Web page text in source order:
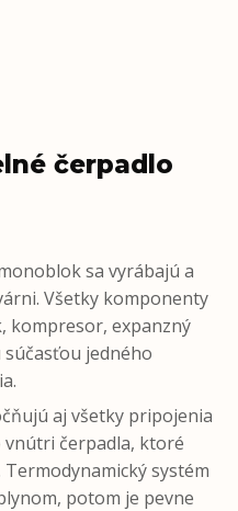
čerpadlo
sa vyrábajú a
Všetky komponenty
kompresor, expanzný
jedného
aj všetky pripojenia
vnútri čerpadla, ktoré
systém
potom je pevne